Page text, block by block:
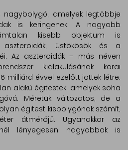
amelyek legtöbbje
is keringenek. A nagyobb
kisebb objektum is
aszteroidák, üstökösök és a
Az aszteroidák – más néven
kialakulásának korai
milliárd évvel ezelőtt jöttek létre.
alakú égitestek, amelyek soha
Méretük változatos, de a
égitest kisbolygónak számít,
átmérőjű. Ugyanakkor az
lényegesen nagyobbak is